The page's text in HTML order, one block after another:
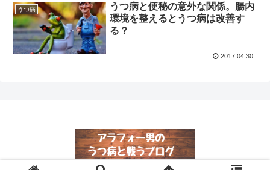
うつ病
うつ病と便秘の意外な関係。腸内
環境を整えるとうつ病は改善す
る？
2017.04.30